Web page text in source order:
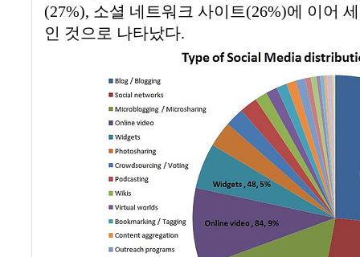
(27%), 소셜 네트워크 사이트(26%)에 이어
인 것으로 나타났다.